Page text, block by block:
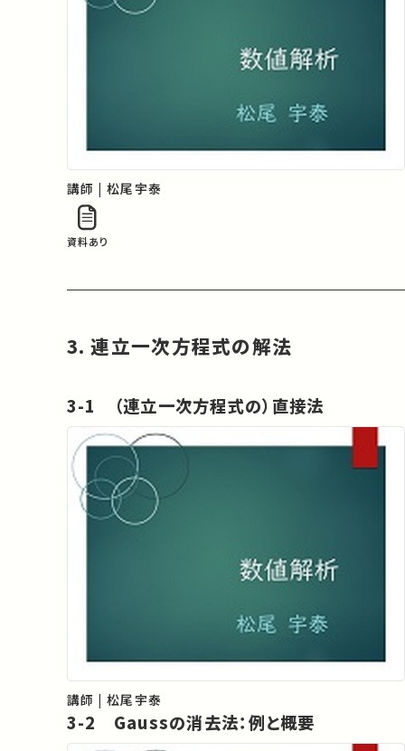
講師 | 松尾宇泰
資料あり
3. 連立一次方程式の解法
3-1 （連立一次方程式の）直接法
講師 | 松尾宇泰
3-2 Gaussの消去法：例と概要